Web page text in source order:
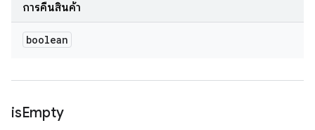
การคืนสินค้า
boolean
isEmpty